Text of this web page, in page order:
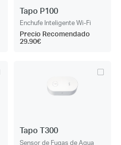
Tapo P100
Enchufe Inteligente Wi-Fi
Precio Recomendado
29.90€
Tapo T300
Sensor de Fugas de Agua